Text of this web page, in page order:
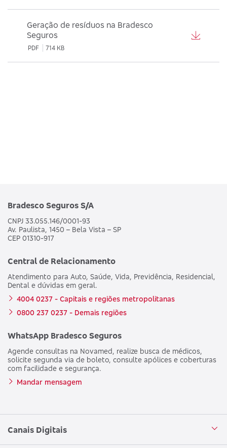
Geração de resíduos na Bradesco
Seguros
PDF 714 KB
Bradesco Seguros S/A
CNPJ 33.055.146/0001-93
Av. Paulista, 1450 – Bela Vista – SP
CEP 01310-917
Central de Relacionamento
Atendimento para Auto, Saúde, Vida, Previdência, Residencial,
Dental e dúvidas em geral.
4004 0237 - Capitais e regiões metropolitanas
0800 237 0237 - Demais regiões
WhatsApp Bradesco Seguros
Agende consultas na Novamed, realize busca de médicos,
solicite segunda via de boleto, consulte apólices e coberturas
com facilidade e segurança.
Mandar mensagem
Canais Digitais